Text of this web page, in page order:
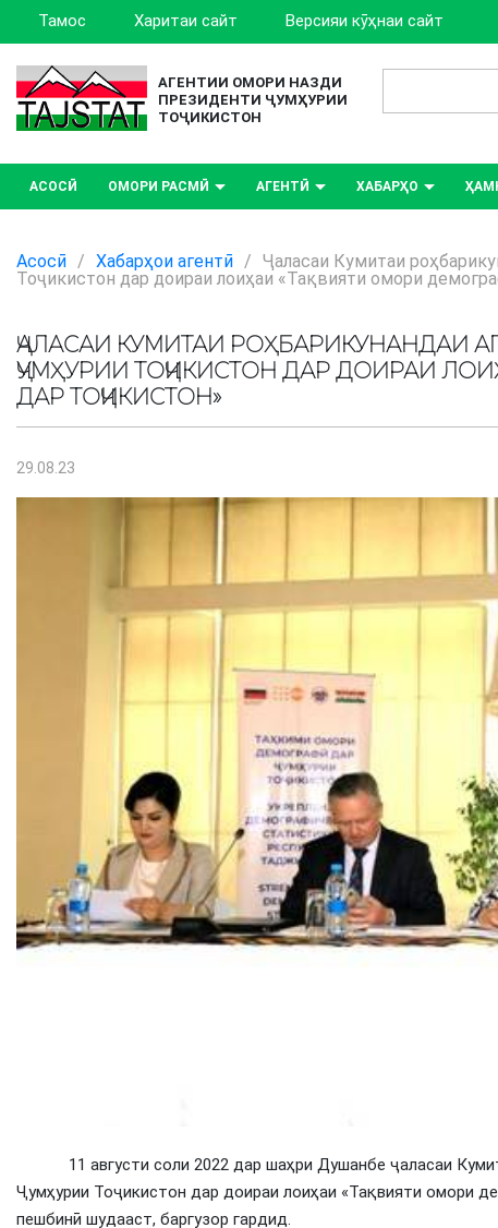
Тамос Харитаи сайт Версияи кӯҳнаи сайт
АГЕНТИИ ОМОРИ НАЗДИ
ПРЕЗИДЕНТИ ҶУМҲУРИИ
ТОҶИКИСТОН
АСОСӢ ОМОРИ РАСМӢ АГЕНТӢ ХАБАРҲО
Асосӣ / Хабарҳои агентӣ / Ҷаласаи Кумитаи
Тоҷикистон дар доираи лоиҳаи «Тақвияти омори
ҶАЛАСАИ КУМИТАИ РОҲБАРИКУНАНДАИ
ҶУМҲУРИИ ТОҶИКИСТОН ДАР ДОИРАИ
ДАР ТОҶИКИСТОН»
29.08.23
11 августи соли 2022 дар шаҳри Душанбе ҷаласаи
Ҷумҳурии Тоҷикистон дар доираи лоиҳаи «Тақвияти омори
пешбинӣ шудааст, баргузор гардид.